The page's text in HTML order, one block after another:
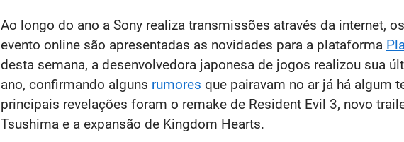
Ao longo do ano a Sony realiza transmissões através da internet,
evento online são apresentadas as novidades para a plataforma
desta semana, a desenvolvedora japonesa de jogos realizou sua
ano, confirmando alguns rumores que pairavam no ar já há algum
principais revelações foram o remake de Resident Evil 3, novo
Tsushima e a expansão de Kingdom Hearts.